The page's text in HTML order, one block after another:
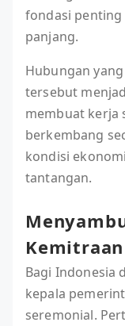
fondasi
panjang.
Hubungan
tersebut
membuat kerja
berkembang
kondisi
tantangan.
Bagi Indonesia
kepala
seremonial.